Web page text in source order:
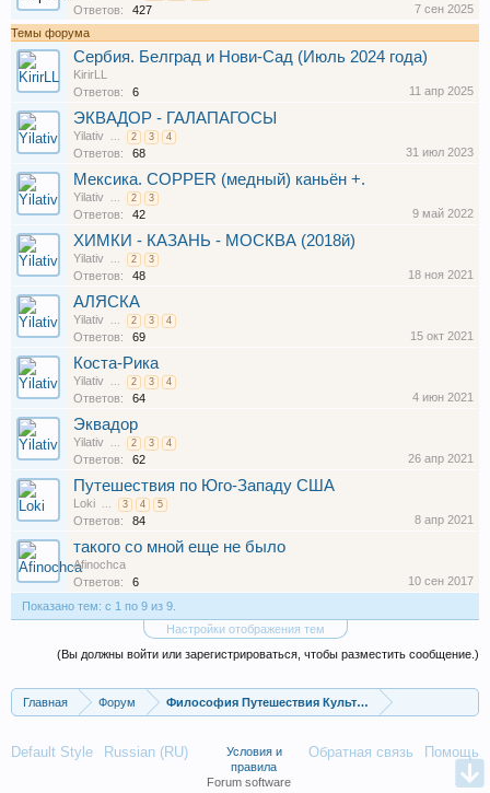
Ответов: 427
7 сен 2025
Темы форума
Сербия. Белград и Нови-Сад (Июль 2024 года)
KirirLL
Ответов:
6 11 апр 2025
ЭКВАДОР - ГАЛАПАГОСЫ
Yilativ ... 2 3 4
Ответов: 68 31 июл 2023
Мексика. COPPER (медный) каньён +.
Yilativ ... 2 3
Ответов: 42 9 май 2022
ХИМКИ - КАЗАНЬ - МОСКВА (2018й)
Yilativ ... 2 3
Ответов: 48 18 ноя 2021
АЛЯСКА
Yilativ ... 2 3 4
Ответов: 69 15 окт 2021
Коста-Рика
Yilativ ... 2 3 4
Ответов: 64 4 июн 2021
Эквадор
Yilativ ... 2 3 4
Ответов: 62 26 апр 2021
Путешествия по Юго-Западу США
Loki ... 3 4 5
Ответов: 84 8 апр 2021
такого со мной еще не было
Afinochca
Ответов:
6
10 сен 2017
Показано тем: с 1 по 9 из 9.
Настройки отображения тем
(Вы должны войти или зарегистрироваться, чтобы разместить сообщение.)
Главная Форум Философия Путешествия Культура
Default Style Russian (RU) Обратная связь Помощь
Условия и
правила
Forum software